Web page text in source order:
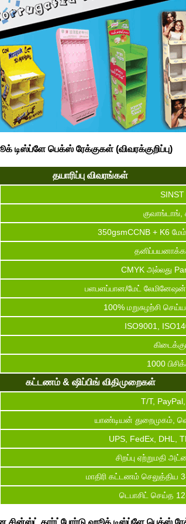
பெக்ஸ் ரேக்குகள் (விவரக்குறிப்பு)
தயாரிப்பு விவரங்கள்
SINST
350gsmCCNB + K6
CMYK அல்லது
பளபளப்பான/மேட்
100% மறுசுழற்சி
ISO9001,
1000
கட்டணம் & ஷிப்பிங் விதிமுறைகள்
T/T, PayPal,
யாண்டியன் துறைமுகம்,
UPS, FedEx, DHL,
சிறப்பு ஏற்றுமதி
மாதிரி கட்டணம் செலுத்திய
டெபாசிட் செய்த
சின்ஸ்ட் கார்ட்போர்டு ஹூக் டிஸ்ப்ளே பெக்ஸ்